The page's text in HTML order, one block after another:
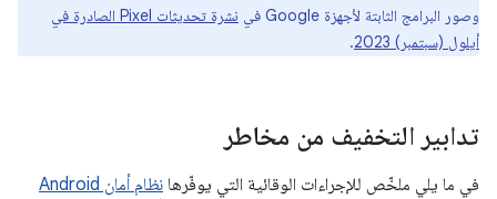
وصور البرامج الثابتة لأجهزة Google في
نشرة تحديثات Pixel الصادرة في
أيلول (سبتمبر) 2023
.
تدابير التخفيف من مخاطر
في ما يلي ملخّص للإجراءات الوقائية التي يوفّرها نظام أمان Android